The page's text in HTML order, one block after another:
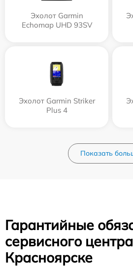
Эхолот Garmin
Echomap UHD 93SV
Эхолот Garmin Striker
Plus 4
Показать
Гарантийные
сервисного
Красноярске